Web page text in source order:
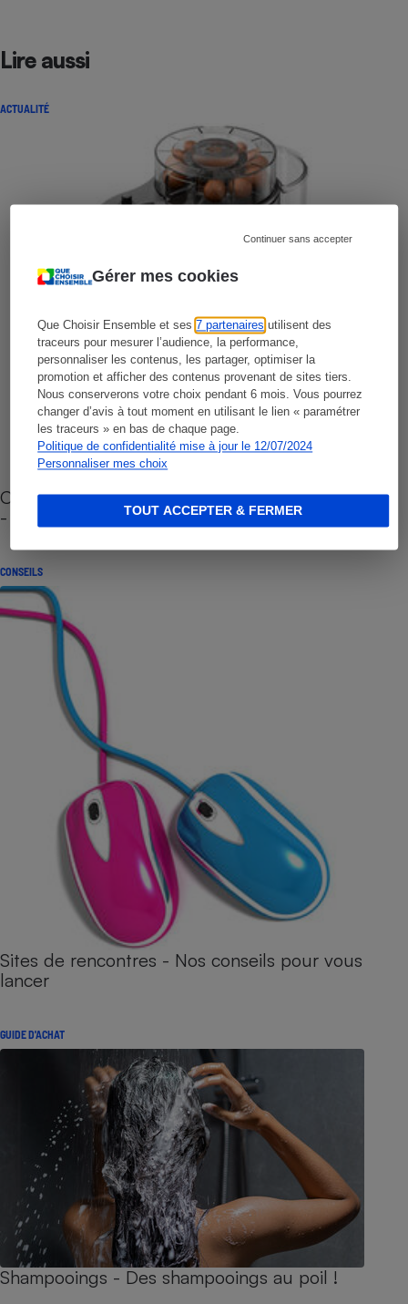
Gérer mes cookies
Que Choisir Ensemble et ses7 partenaires utilisent des
traceurs pour mesurer l’audience, la performance,
personnaliser les contenus, les partager, optimiser la
promotion et afficher des contenus provenant de sites tiers.
Nous conserverons votre choix pendant 6 mois. Vous pourrez
changer d’avis à tout moment en utilisant le lien « paramétrer
les traceurs » en bas de chaque page.
Politique de confidentialité mise à jour le 12/07/2024
Personnaliser mes choix
Continuer sans accepter
TOUT ACCEPTER & FERMER
Lire aussi
ACTUALITÉ
Cafetière à capsules zéro déchet CoffeeB (vidéo)
- Premières impressions
CONSEILS
Sites de rencontres - Nos conseils pour vous
lancer
GUIDE D'ACHAT
Shampooings - Des shampooings au poil !